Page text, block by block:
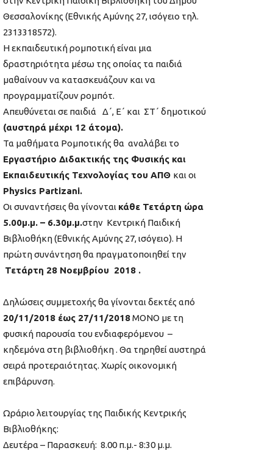
Θεσσαλονίκης (Εθνικής Αμύνης 27, ισόγειο τηλ.
2313318572).
Η εκπαιδευτική ρομποτική είναι μια
δραστηριότητα μέσω της οποίας τα παιδιά
μαθαίνουν να κατασκευάζουν και να
προγραμματίζουν ρομπότ.
Απευθύνεται σε παιδιά
Δ΄, Ε΄ και ΣΤ΄ δημοτικού
(αυστηρά μέχρι 12 άτομα).
Τα μαθήματα Ρομποτικής θα αναλάβει το
Εργαστήριο Διδακτικής της Φυσικής και
Εκπαιδευτικής Τεχνολογίας του ΑΠΘ και οι
Physics Partizani.
Οι συναντήσεις θα γίνονται κάθε Τετάρτη ώρα
5.00μ.μ. – 6.30μ.μ.στην Κεντρική Παιδική
Βιβλιοθήκη (Εθνικής Αμύνης 27, ισόγειο). Η
πρώτη συνάντηση θα πραγματοποιηθεί την
Τετάρτη 28 Νοεμβρίου 2018 .
Δηλώσεις συμμετοχής θα γίνονται δεκτές από
20/11/2018 έως 27/11/2018ΜΟΝΟ με τη
φυσική παρουσία του ενδιαφερόμενου –
κηδεμόνα στη βιβλιοθήκη . Θα τηρηθεί αυστηρά
σειρά προτεραιότητας. Χωρίς οικονομική
επιβάρυνση.
Ωράριο λειτουργίας της Παιδικής Κεντρικής
Βιβλιοθήκης:
Δευτέρα – Παρασκευή: 8.00 π.μ.- 8:30 μ.μ.